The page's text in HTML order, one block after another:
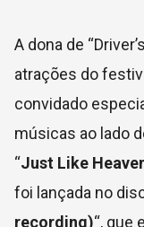
A dona de
atrações do
convidado
músicas ao lado
“Just Like
foi lançada no
recording)“, que